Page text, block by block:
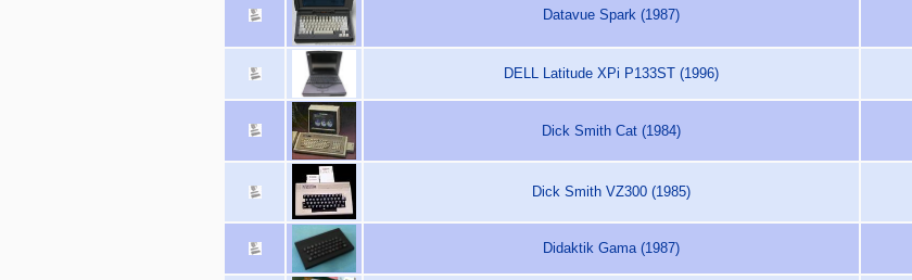
Datavue Spark (1987)
DELL Latitude XPi P133ST (1996)
Dick Smith Cat (1984)
Dick Smith VZ300 (1985)
Didaktik Gama (1987)